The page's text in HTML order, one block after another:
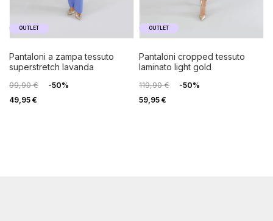
OUTLET
pantaloni a zampa tessuto
superstretch lavanda
99,90 €
-50%
49,95 €
OUTLET
pantaloni cropped tessuto
laminato light gold
119,90 €
-50%
59,95 €